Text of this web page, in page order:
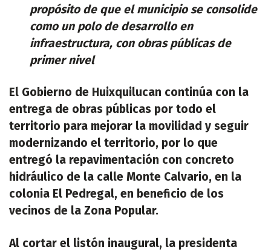
propósito de que el municipio se consolide
como un polo de desarrollo en
infraestructura, con obras públicas de
primer nivel
El Gobierno de Huixquilucan continúa con la
entrega de obras públicas por todo el
territorio para mejorar la movilidad y seguir
modernizando el territorio, por lo que
entregó la repavimentación con concreto
hidráulico de la calle Monte Calvario, en la
colonia El Pedregal, en beneficio de los
vecinos de la Zona Popular.
Al cortar el listón inaugural, la presidenta